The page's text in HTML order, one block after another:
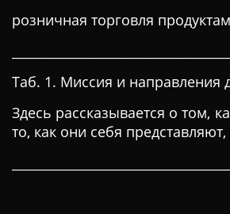
розничная торговля
Таб. 1. Миссия и направления
Здесь рассказывается о том,
то, как они себя